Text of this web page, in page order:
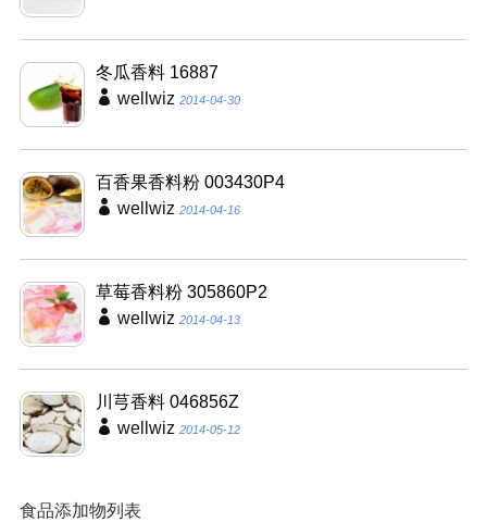
冬瓜香料 16887
wellwiz 2014-04-30
百香果香料粉 003430P4
wellwiz 2014-04-16
草莓香料粉 305860P2
wellwiz 2014-04-13
川芎香料 046856Z
wellwiz 2014-05-12
食品添加物列表